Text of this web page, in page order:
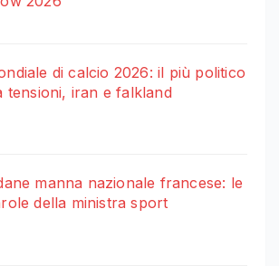
di calcio 2026: il più politico
tensioni, iran e falkland
manna nazionale francese: le
della ministra sport